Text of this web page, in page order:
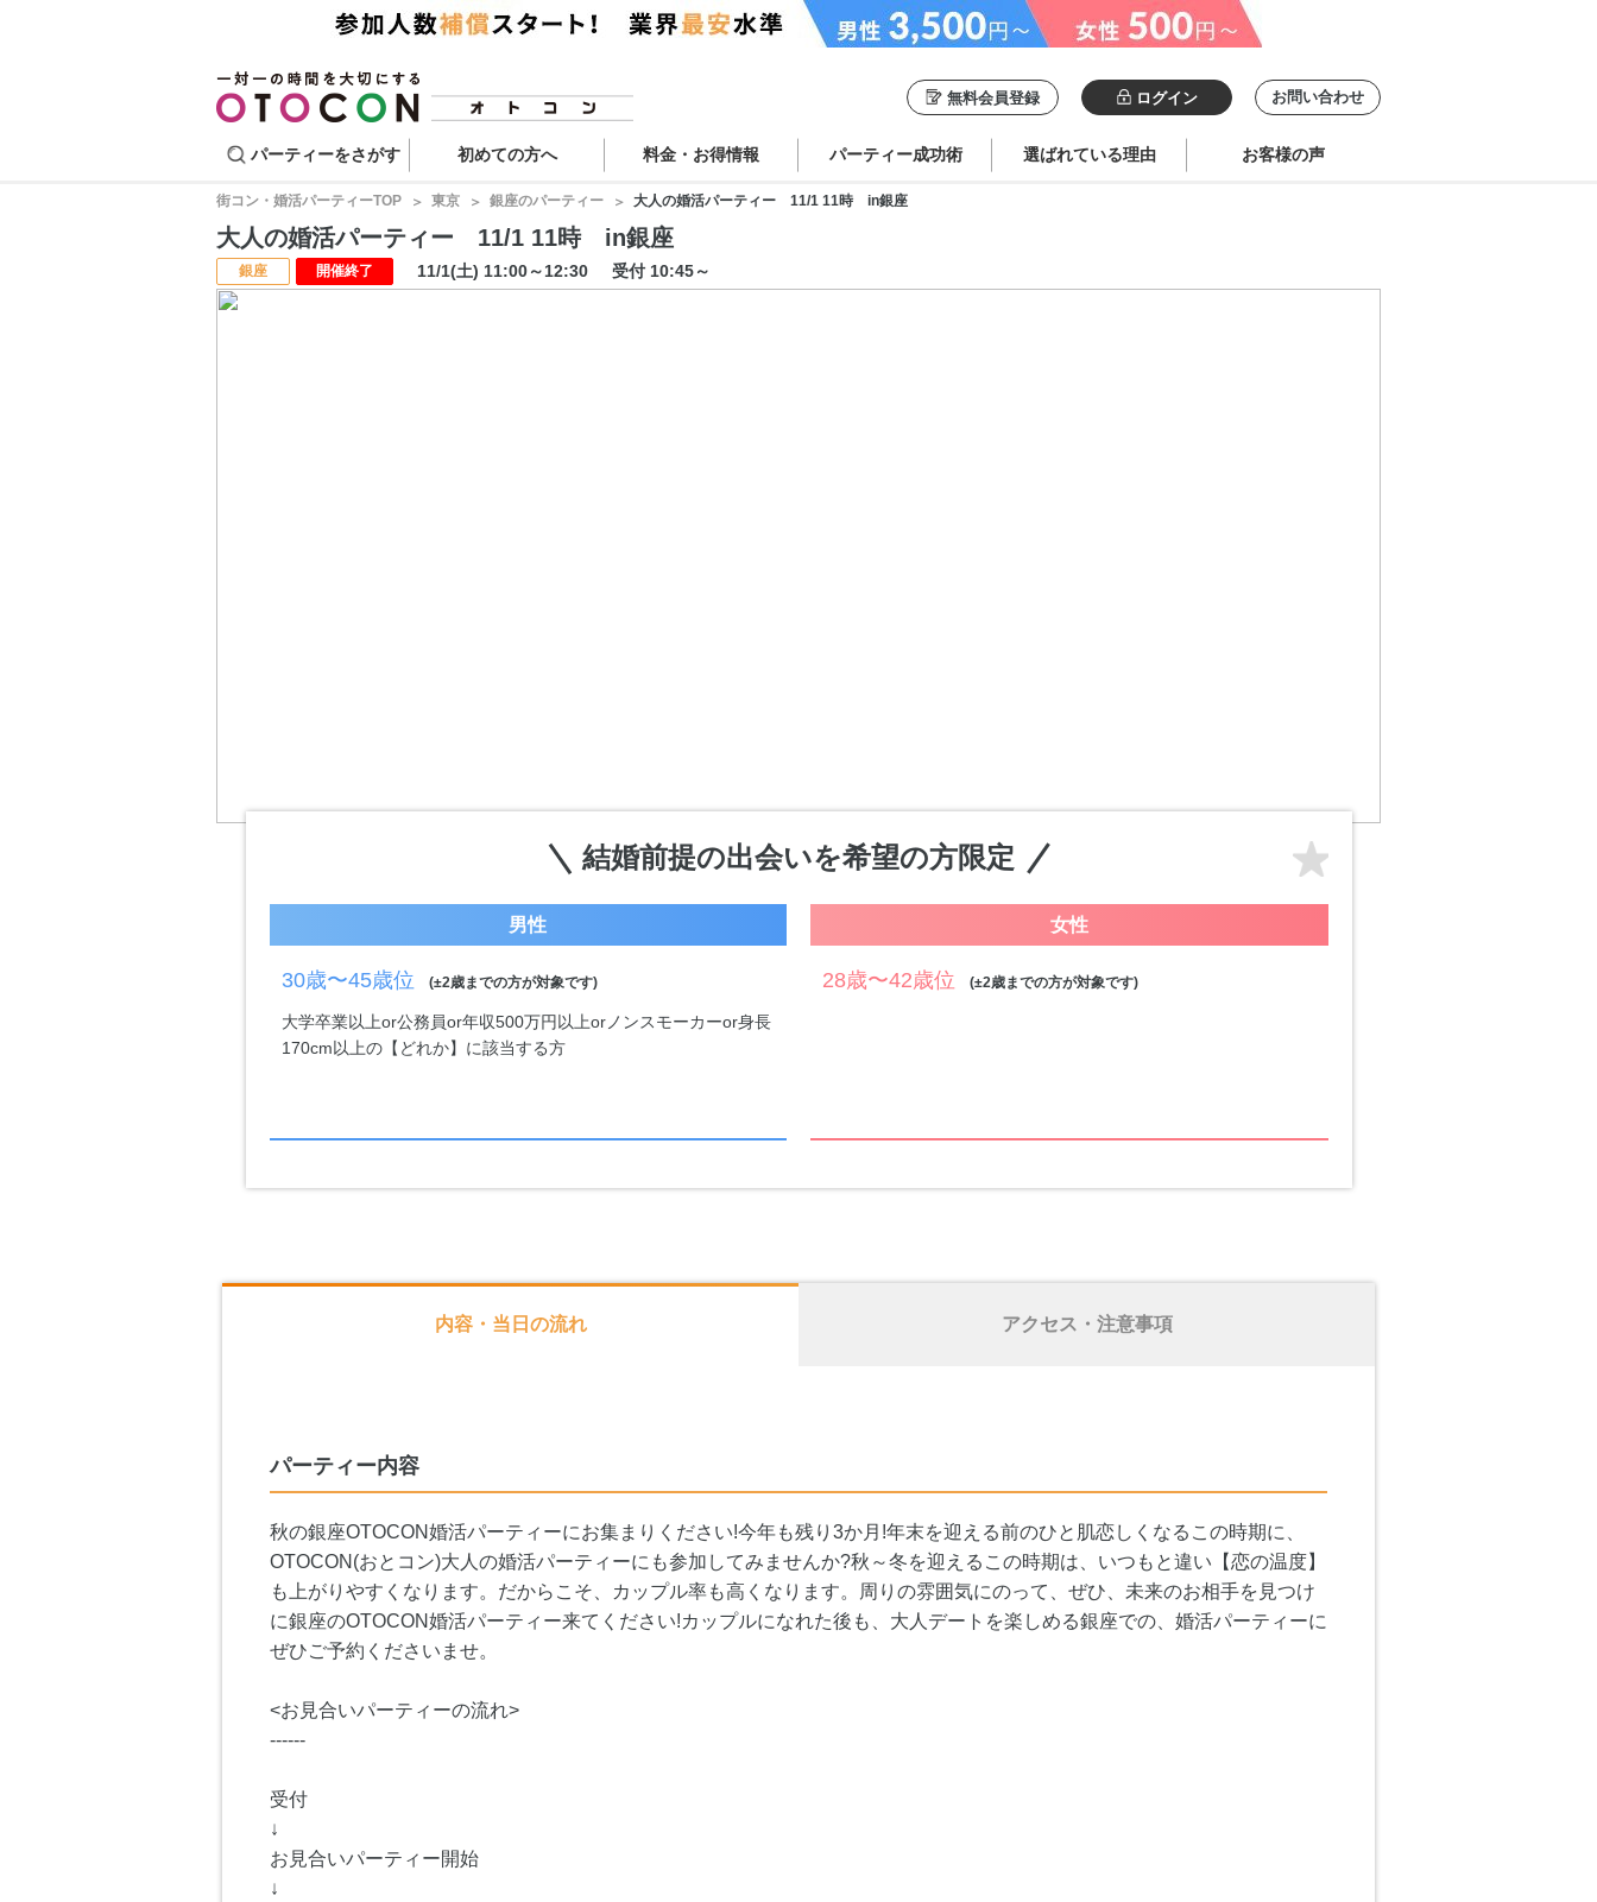
無料会員登録 ログイン お問い合わせ
パーティーをさがす 初めての方へ 料金・お得情報 パーティー成功術 選ばれている理由 お客様の声
街コン・婚活パーティーTOP 東京 銀座のパーティー 大人の婚活パーティー 11/1 11時 in銀座
大人の婚活パーティー 11/1 11時 in銀座
銀座 開催終了 11/1(土) 11:00～12:30 受付 10:45～
結婚前提の出会いを希望の方限定
男性
30歳〜45歳位 (±2歳までの方が対象です)
大学卒業以上or公務員or年収500万円以上orノンスモーカーor身長
170cm以上の【どれか】に該当する方
女性
28歳〜42歳位 (±2歳までの方が対象です)
内容・当日の流れ アクセス・注意事項
パーティー内容
秋の銀座OTOCON婚活パーティーにお集まりください!今年も残り3か月!年末を迎える前のひと肌恋しくなるこの時期に、
OTOCON(おとコン)大人の婚活パーティーにも参加してみませんか?秋～冬を迎えるこの時期は、いつもと違い【恋の温度】
も上がりやすくなります。だからこそ、カップル率も高くなります。周りの雰囲気にのって、ぜひ、未来のお相手を見つけ
に銀座のOTOCON婚活パーティー来てください!カップルになれた後も、大人デートを楽しめる銀座での、婚活パーティーに
ぜひご予約くださいませ。
<お見合いパーティーの流れ>
------
受付
↓
お見合いパーティー開始
↓